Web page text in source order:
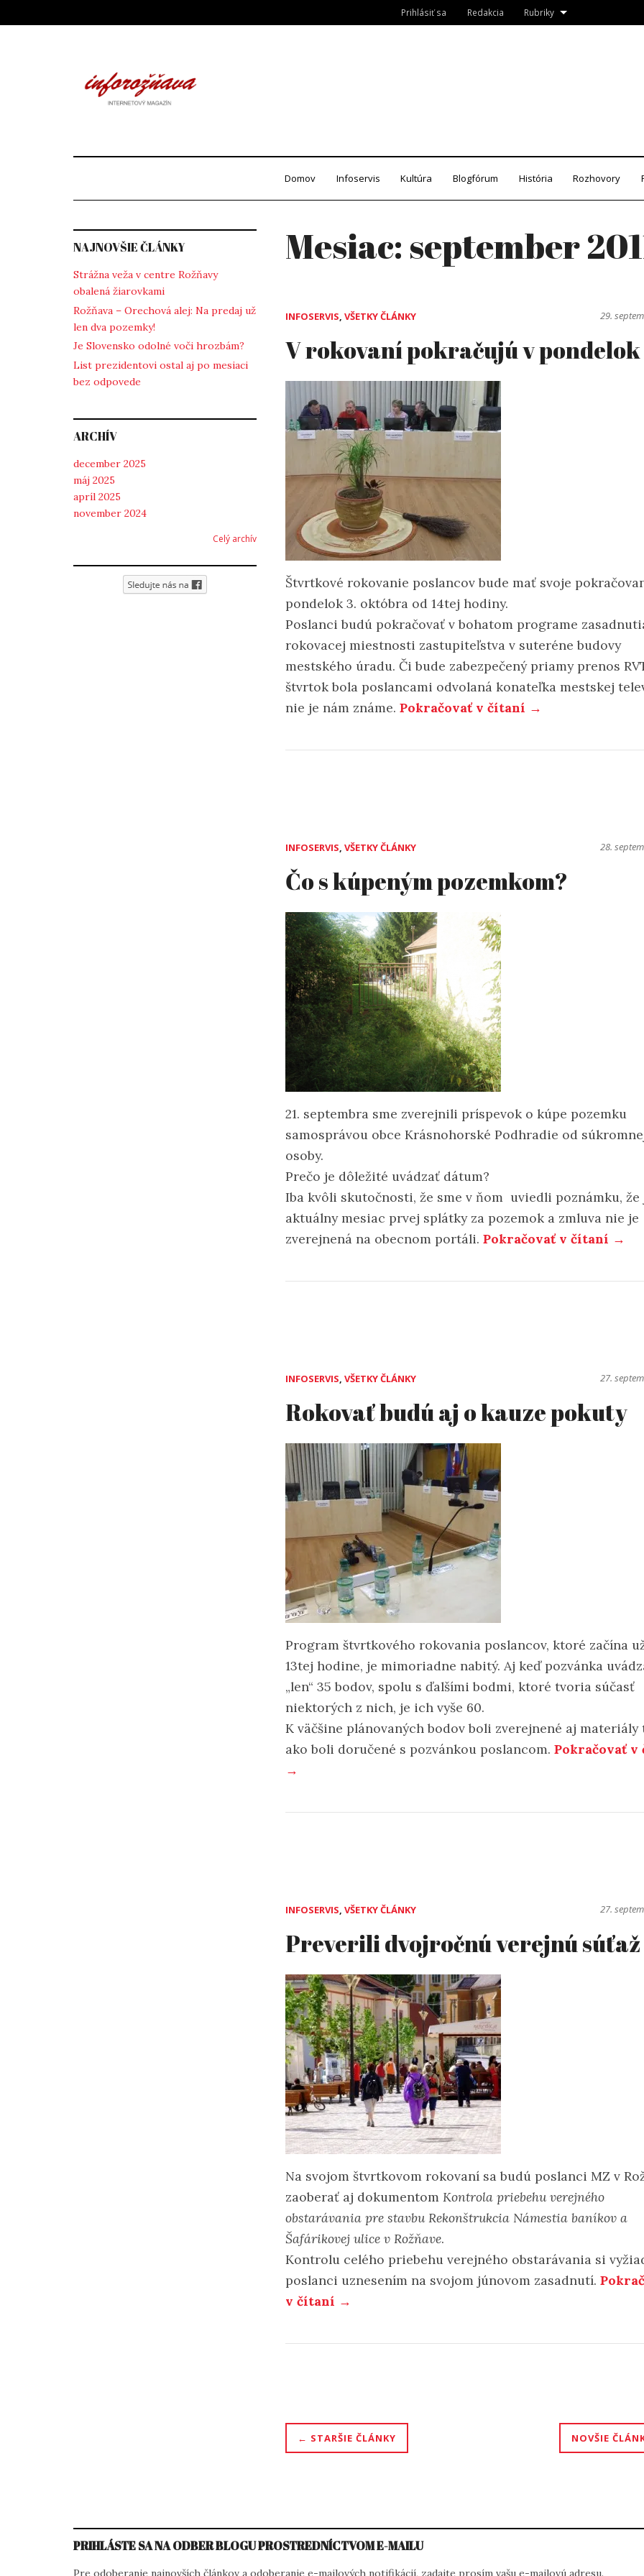
to
Prihlásiť sa Redakcia Rubriky
Domov Infoservis Kultúra Blogfórum História Rozhovory
Mesiac: september
INFOSERVIS, VŠETKY ČLÁNKY 29.
V rokovaní pokračujú v pondelok
Štvrtkové rokovanie poslancov bude mať svoje
pondelok 3. októbra od 14tej hodiny.
Poslanci budú pokračovať v bohatom programe
rokovacej miestnosti zastupiteľstva v suteréne budovy
mestského úradu. Či bude zabezpečený priamy prenos
štvrtok bola poslancami odvolaná konateľka mestskej
nie je nám známe. Pokračovať v čítaní →
INFOSERVIS, VŠETKY ČLÁNKY 28.
Čo s kúpeným pozemkom?
21. septembra sme zverejnili príspevok o kúpe pozemku
samosprávou obce Krásnohorské Podhradie od
osoby.
Prečo je dôležité uvádzať dátum?
Iba kvôli skutočnosti, že sme v ňom uviedli poznámku, že
aktuálny mesiac prvej splátky za pozemok a zmluva nie je
zverejnená na obecnom portáli. Pokračovať v čítaní →
INFOSERVIS, VŠETKY ČLÁNKY 27.
Rokovať budú aj o kauze pokuty
Program štvrtkového rokovania poslancov, ktoré začína
13tej hodine, je mimoriadne nabitý. Aj keď pozvánka
„len“ 35 bodov, spolu s ďalšími bodmi, ktoré tvoria súčasť
niektorých z nich, je ich vyše 60.
K väčšine plánovaných bodov boli zverejnené aj materiály
ako boli doručené s pozvánkou poslancom. Pokračovať
→
INFOSERVIS, VŠETKY ČLÁNKY 27.
Preverili dvojročnú verejnú súťaž
Na svojom štvrtkovom rokovaní sa budú poslanci MZ v
zaoberať aj dokumentom Kontrola priebehu verejného
obstarávania pre stavbu Rekonštrukcia Námestia baníkov a
Šafárikovej ulice v Rožňave.
Kontrolu celého priebehu verejného obstarávania si
poslanci uznesením na svojom júnovom zasadnutí.
v čítaní →
Navigácia
v
STARŠIE ČLÁNKY NOVŠIE
NAJNOVŠIE ČLÁNKY
Strážna veža v centre Rožňavy
obalená žiarovkami
Rožňava – Orechová alej: Na predaj už
len dva pozemky!
Je Slovensko odolné voči hrozbám?
List prezidentovi ostal aj po mesiaci
bez odpovede
ARCHÍV
december 2025
máj 2025
apríl 2025
november 2024
Celý archív
PRIHLÁSTE SA NA ODBER BLOGU PROSTREDNÍCTVOM E-MAILU
Pre odoberanie najnovších článkov a odoberanie e-mailových notifikácií, zadajte prosím vašu e-mailovú adresu.